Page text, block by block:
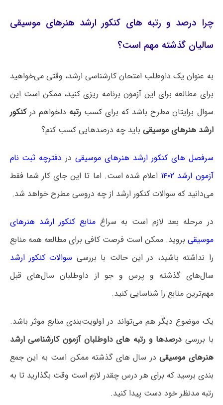
چرا درصد و رتبه های کنکور ارشد هنرهای موسیقی
سالیان گذشته مهم است؟
به عنوان یک داوطلب امتحان کارشناسی ارشد، وقتی می‌خواهید
برای مطالعه برای این آزمون برنامه ریزی کنید، ممکن است این
سوال برایتان مطرح باشد که برای کسبرتبه دلخواهم درکنکور
ارشد هنرهای موسیقی باید چه درصدهایی کسب کنم؟
سرفصل های کنکور ارشد هنرهای موسیقیدر دفترچه ثبت نام
آزمون ارشد ۱۴۰۲
اعلام شده است. اما تا این جای کار شما فقط
می‌دانید که سوالات کنکور ارشد از چه دروسی مطرح خواهد شد.
در مرحله بعد لازم است به سراغمنابع کنکور ارشد هنرهای
موسیقی بروید. ممکن است فرصت کافی برای مطالعه همه منابع
را نداشته باشید، در این حالت با بررسی سوالات کنکور ارشد
سال‌های گذشته و پرس و جو از داوطلبان سال‌های قبل
مهم‌ترین منابع را شناسایی کنید.
یک موضوع دیگر هم می‌تواند در اولویت‌بندی منابع موثر باشد.
با بررسی درصدها و رتبه های داوطلبان آزمون کارشناسی ارشد
هنرهای موسیقی در سال های گذشته ممکن است به این جمع
بندی برسید که برای هر درس چقدر لازم است وقت بگذارید تا به
رتبه مدنظر خود دست پیدا کنید.